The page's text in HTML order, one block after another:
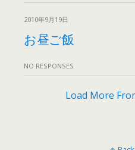
2010年9月19日
お昼ご飯
NO RESPONSES
Load More